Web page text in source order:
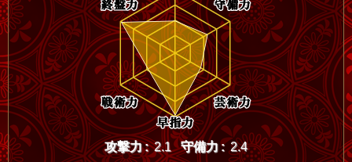
攻撃力 : 2.1 守備力 : 2.4